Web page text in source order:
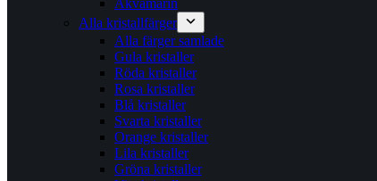
Akvamarin
Alla kristallfärger
Alla färger samlade
Gula kristaller
Röda kristaller
Rosa kristaller
Blå kristaller
Svarta kristaller
Orange kristaller
Lila kristaller
Gröna kristaller